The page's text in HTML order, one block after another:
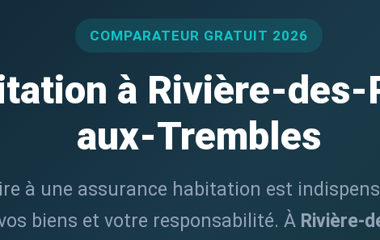
COMPARATEUR GRATUIT 2026
à Rivière-
aux-Trembles
à une assurance habitation est
biens et votre responsabilité. À Rivière-